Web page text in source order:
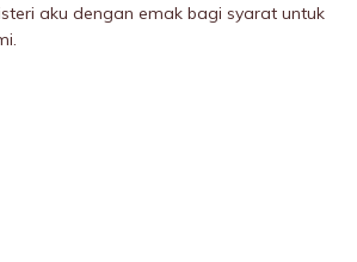
aku dengan emak bagi syarat untuk